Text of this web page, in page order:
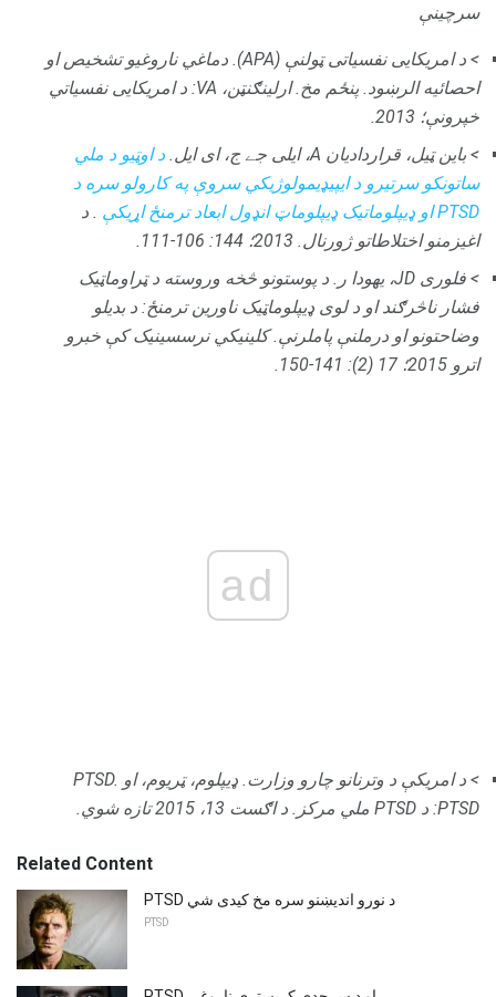
سرچینې
> د امریکایی نفسیاتی ټولنې (APA).
دماغي ناروغیو تشخیص او
احصائیه الرښود. پنځم مخ.
ارلینګنټن، VA: د امریکایی نفسیاتي
خپرونې؛ 2013.
> باین ټیل، قراردادیان A، ایلی جے ج، ای ایل.
د اوټیو د ملي
ساتونکو سرتیرو د ایپیډیمولوژیکي سروې په کارولو سره د
PTSD او ډیپلوماتیک ډیپلوماټ انډول ابعاد ترمنځ اړیکې
. د
اغیزمنو اختلاطاتو ژورنال. 2013؛ 144: 106-111.
> فلوری JD، یهودا ر. د پوستونو څخه وروسته د ټراوماټیک
فشار ناڅرګند او د لوی ډیپلوماټیک ناورین ترمنځ: د بدیلو
وضاحتونو او درملنې پاملرنې. کلینیکي نرسسینیک کې خبرو
اترو 2015؛ 17 (2): 141-150.
ad
> د امریکې د وترنانو چارو وزارت. ډیپلوم، ټریوم، او PTSD.
PTSD: د PTSD ملي مرکز.
د اګست 13، 2015 تازه شوي.
Related Content
PTSD د نورو اندیښنو سره مخ کیدی شي
PTSD